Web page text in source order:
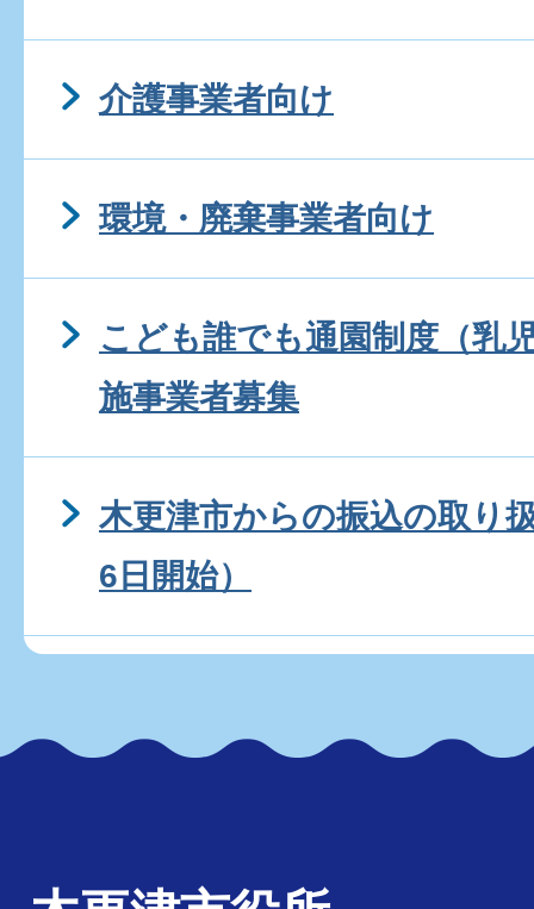
介護事業者向け
環境・廃棄事業者向け
こども誰でも通園制度（乳
施事業者募集
木更津市からの振込の取り
6日開始）